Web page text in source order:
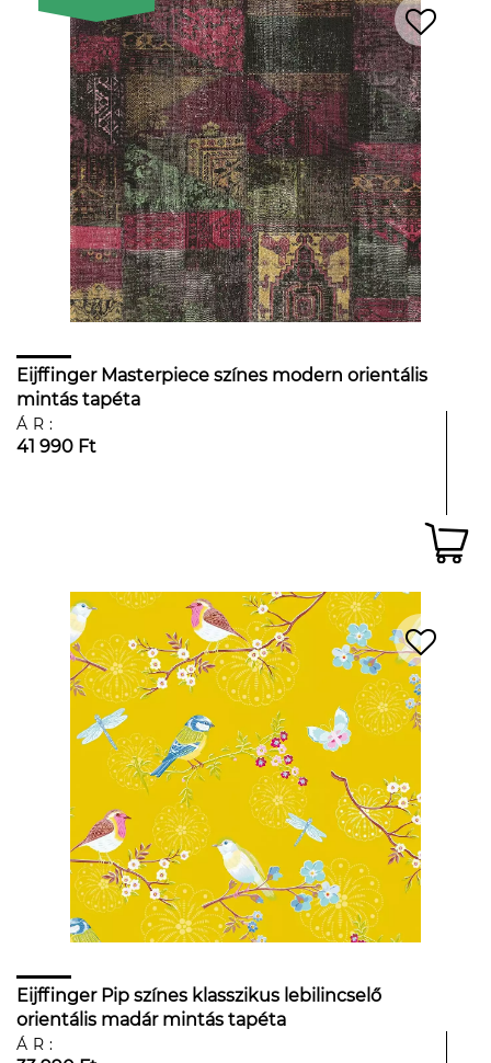
Eijffinger Masterpiece színes modern orientális
mintás tapéta
ÁR:
41 990 Ft
Eijffinger Pip színes klasszikus lebilincselő
orientális madár mintás tapéta
ÁR: